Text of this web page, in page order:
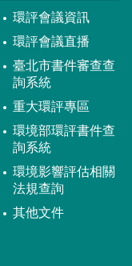
環評會議資訊
環評會議直播
臺北市書件審查查
詢系統
重大環評專區
環境部環評書件查
詢系統
環境影響評估相關
法規查詢
其他文件